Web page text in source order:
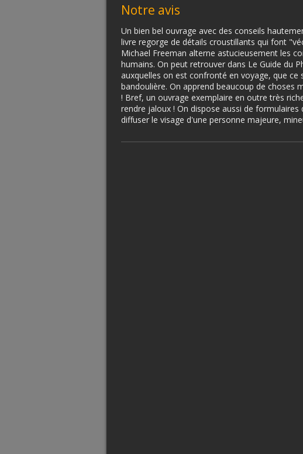
Notre avis
Un bien bel ouvrage avec des conseils
livre regorge de détails croustillants qui font
Michael Freeman alterne astucieusement les
humains. On peut retrouver dans Le Guide du
auxquelles on est confronté en voyage, que ce
bandoulière. On apprend beaucoup de choses
! Bref, un ouvrage exemplaire en outre très
rendre jaloux ! On dispose aussi de
diffuser le visage d'une personne majeure,